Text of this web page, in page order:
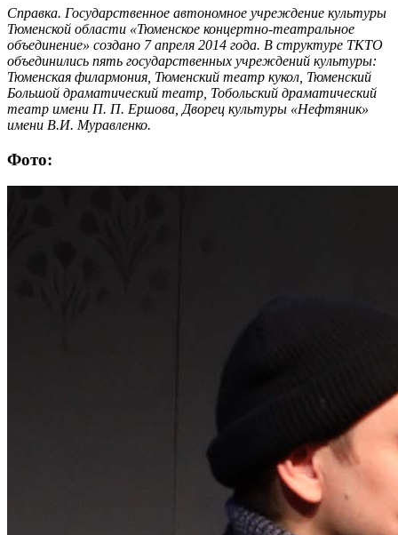
Справка. Государственное автономное учреждение культуры
Тюменской области «Тюменское концертно-театральное
объединение» создано 7 апреля 2014 года. В структуре ТКТО
объединились пять государственных учреждений культуры:
Тюменская филармония, Тюменский театр кукол, Тюменский
Большой драматический театр, Тобольский драматический
театр имени П. П. Ершова, Дворец культуры «Нефтяник»
имени В.И. Муравленко.
Фото: